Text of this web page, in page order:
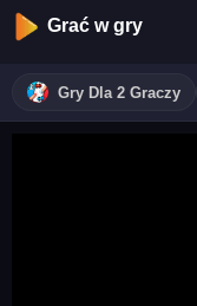
Grać w gry
Gry Dla 2 Graczy